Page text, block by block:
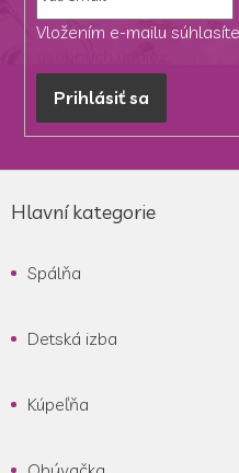
Vložením e-mailu
Prihlásiť sa
Hlavní kategorie
Spálňa
Detská izba
Kúpeľňa